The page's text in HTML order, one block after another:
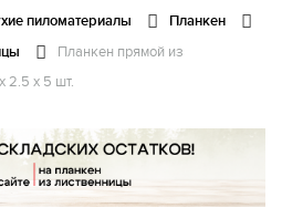
пиломатериалы
Планкен
Планкен прямой из
2.5 x 5 шт.